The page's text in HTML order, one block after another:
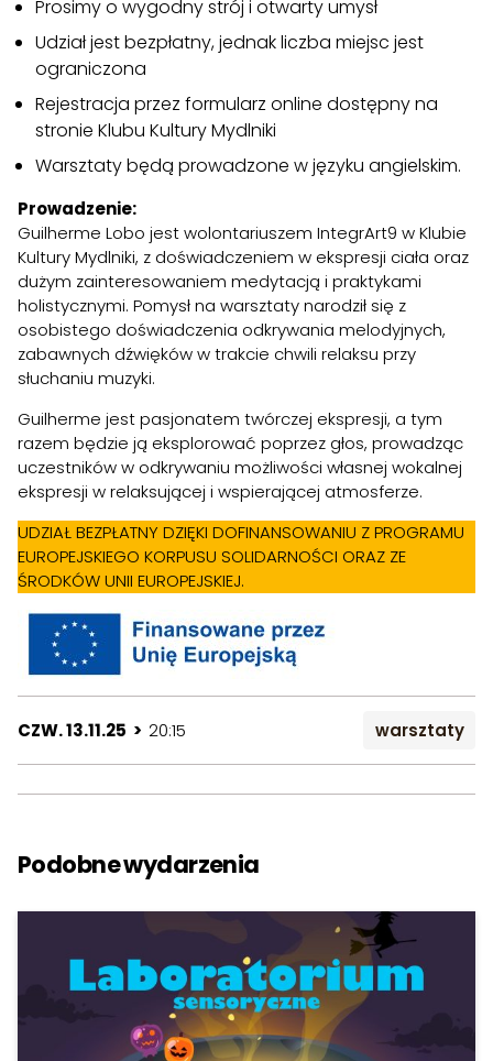
Prosimy o wygodny strój i otwarty umysł
Udział jest bezpłatny, jednak liczba miejsc jest
ograniczona
Rejestracja przez formularz online dostępny na
stronie Klubu Kultury Mydlniki
Warsztaty będą prowadzone w języku angielskim.
Prowadzenie:
Guilherme Lobo jest wolontariuszem IntegrArt9 w Klubie
Kultury Mydlniki, z doświadczeniem w ekspresji ciała oraz
dużym zainteresowaniem medytacją i praktykami
holistycznymi. Pomysł na warsztaty narodził się z
osobistego doświadczenia odkrywania melodyjnych,
zabawnych dźwięków w trakcie chwili relaksu przy
słuchaniu muzyki.
Guilherme jest pasjonatem twórczej ekspresji, a tym
razem będzie ją eksplorować poprzez głos, prowadząc
uczestników w odkrywaniu możliwości własnej wokalnej
ekspresji w relaksującej i wspierającej atmosferze.
UDZIAŁ BEZPŁATNY DZIĘKI DOFINANSOWANIU Z PROGRAMU
EUROPEJSKIEGO KORPUSU SOLIDARNOŚCI ORAZ ZE
ŚRODKÓW UNII EUROPEJSKIEJ.
CZW. 13.11.25 > 20:15 warsztaty
Podobne wydarzenia